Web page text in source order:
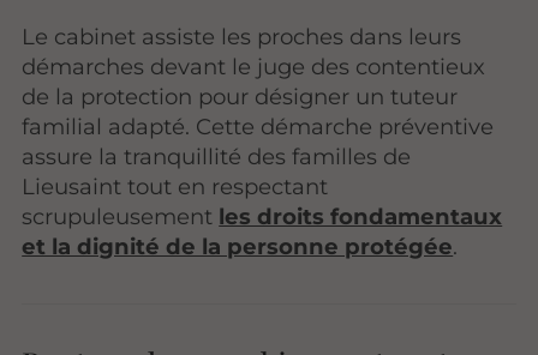
Le cabinet assiste les proches dans leurs
démarches devant le juge des contentieux
de la protection pour désigner un tuteur
familial adapté. Cette démarche préventive
assure la tranquillité des familles de
Lieusaint tout en respectant
scrupuleusement les droits fondamentaux
et la dignité de la personne protégée.